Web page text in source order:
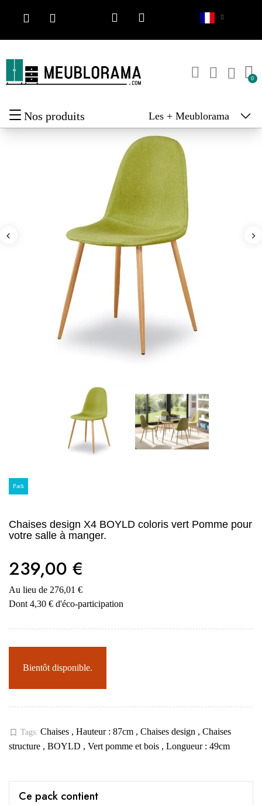
Nos produits Les + Meublorama
Pack
Chaises design X4 BOYLD coloris vert Pomme pour
votre salle à manger.
239,00 €
Au lieu de 276,01 €
Dont 4,30 € d'éco-participation
Bientôt disponible.
bookmark_border Tags: Chaises , Hauteur : 87cm , Chaises design , Chaises
structure , BOYLD , Vert pomme et bois , Longueur : 49cm
Ce pack contient